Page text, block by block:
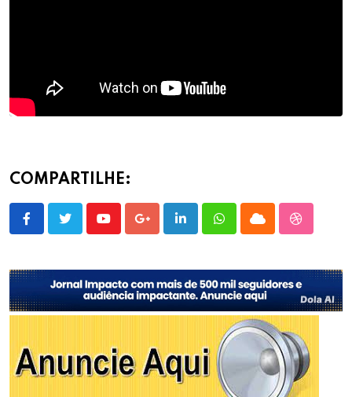
COMPARTILHE:
YoutubeGoogle+LinkedInWhatsappCloud